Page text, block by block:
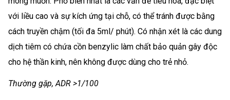
với liều cao và sự kích ứng tại chỗ, có thể tránh được bằng
cách truyền chậm (tối đa 5ml/ phút). Có nhận xét là các dung
dịch tiêm có chứa cồn benzylic làm chất bảo quản gây độc
cho hệ thần kinh, nên không được dùng cho trẻ nhỏ.
Thường gặp, ADR >1/100